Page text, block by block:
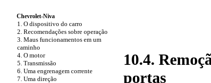
Chevrolet-Niva
1. O dispositivo do carro
2. Recomendações sobre operação
3. Maus funcionamentos em um
caminho
4. O motor
5. Transmissão
6. Uma engrenagem corrente
7. Uma direção
10.4.
portas